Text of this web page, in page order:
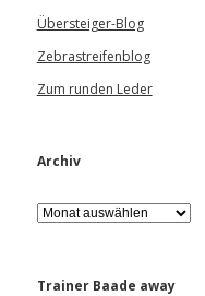
Übersteiger-Blog
Zebrastreifenblog
Zum runden Leder
Archiv
A
r
iTrainer Baade away